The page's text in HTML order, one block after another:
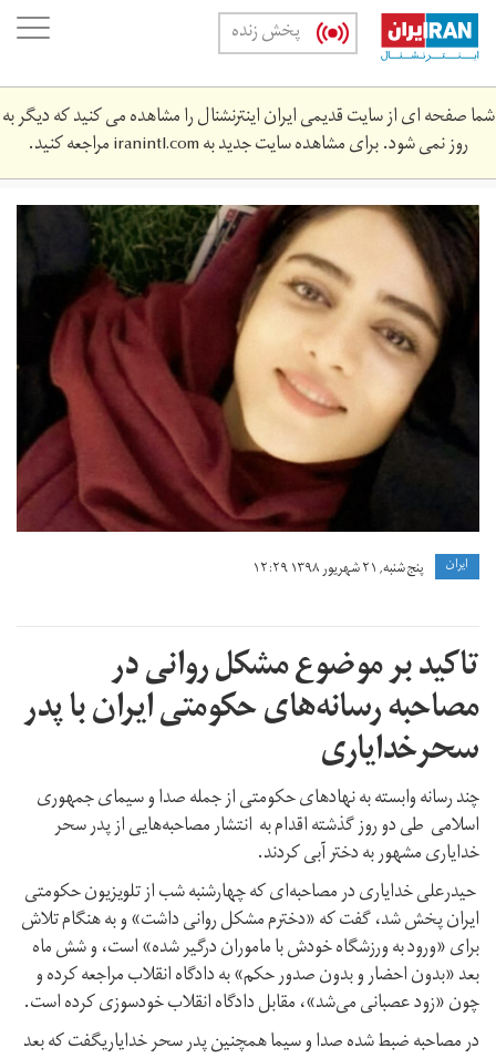
Skip
main
content
پخش زنده
شما صفحه ای از سایت قدیمی ایران اینترنشنال را مشاهده می کنید که دیگر به
روز نمی شود. برای مشاهده سایت جدید بهiranintl.comمراجعه کنید.
سحر
خدایاری
ايران پنج شنبه, ۲۱ شهریور ۱۳۹۸ ۱۲:۲۹
تاکید بر موضوع مشکل روانی در
مصاحبه‌ رسانه‌های حکومتی ایران با پدر
سحرخدایاری
چند رسانه‌ وابسته به نهادهای حکومتی از جمله صدا و سیمای جمهوری
اسلامی طی دو روز گذشته اقدام به انتشار مصاحبه‌هایی از پدر سحر
خدایاری مشهور به دختر آبی کردند.
حیدرعلی خدایاری در مصاحبه‌ای که چهارشنبه شب از تلویزیون حکومتی
ایران پخش شد، گفت که «دخترم مشکل روانی داشت» و به هنگام تلاش
برای «ورود به ورزشگاه خودش با ماموران درگیر شده» است، و شش ماه
بعد «بدون احضار و بدون صدور حکم» به دادگاه انقلاب مراجعه کرده و
چون «زود عصبانی می‌شد»، مقابل دادگاه انقلاب خودسوزی کرده است.
در مصاحبه ضبط شده صدا و سیما همچنین پدر سحر خدایاریگفت که بعد